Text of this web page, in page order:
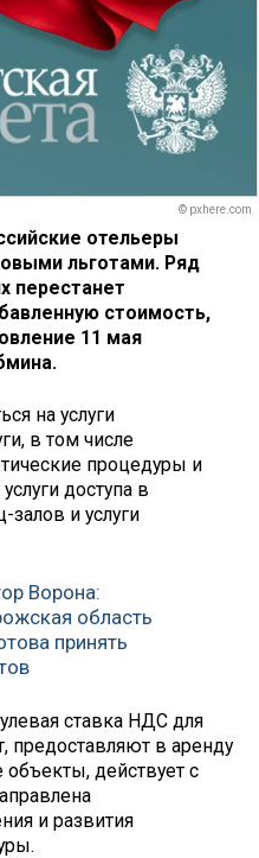
© pxhere.com
отельеры
льготами. Ряд
перестанет
стоимость,
11 мая
на услуги
в том числе
процедуры и
доступа в
залов и услуги
Ворона:
область
принять
ставка НДС для
предоставляют в аренду
объекты, действует с
и развития